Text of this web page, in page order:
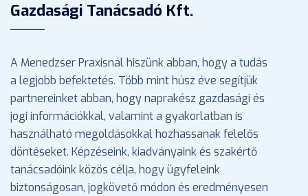
Gazdasági Tanácsadó Kft.
A Menedzser Praxisnál hiszünk abban, hogy a tudás
a legjobb befektetés. Több mint húsz éve segítjük
partnereinket abban, hogy naprakész gazdasági és
jogi információkkal, valamint a gyakorlatban is
használható megoldásokkal hozhassanak felelős
döntéseket. Képzéseink, kiadványaink és szakértő
tanácsadóink közös célja, hogy ügyfeleink
biztonságosan, jogkövető módon és eredményesen